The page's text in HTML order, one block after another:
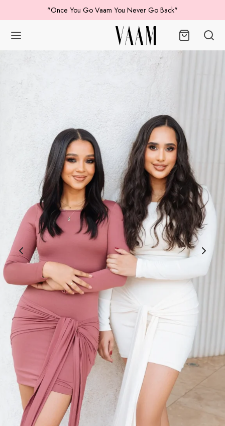
"Once You Go Vaam You Never Go Back"